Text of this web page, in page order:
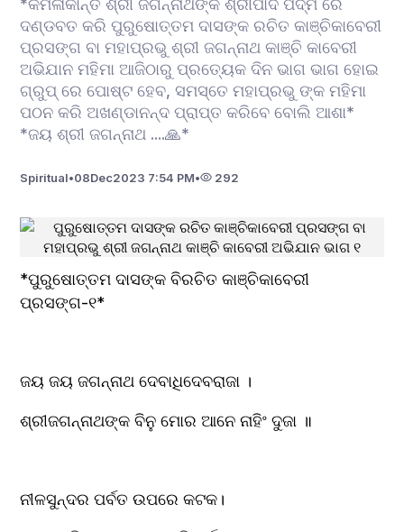
*କମଳାକାନ୍ତ ଶ୍ରୀ ଜଗନ୍ନାଥଙ୍କ ଶ୍ରୀପାଦ ପଦ୍ମ ରେ
ଦଣ୍ଡବତ କରି ପୁରୁଷୋତ୍ତମ ଦାସଙ୍କ ରଚିତ କାଞ୍ଚିକାବେରୀ
ପ୍ରସଙ୍ଗ ବା ମହାପ୍ରଭୁ ଶ୍ରୀ ଜଗନ୍ନାଥ କାଞ୍ଚି କାବେରୀ
ଅଭିଯାନ ମହିମା ଆଜିଠାରୁ ପ୍ରତ୍ୟେକ ଦିନ ଭାଗ ଭାଗ ହୋଇ
ଗ୍ରୁପ୍ ରେ ପୋଷ୍ଟ ହେବ, ସମସ୍ତେ ମହାପ୍ରଭୁ ଙ୍କ ମହିମା
ପଠନ‌ କରି ଅଖଣ୍ଡାନନ୍ଦ ପ୍ରାପ୍ତ କରିବେ ବୋଲି ଆଶା*
*ଜୟ ଶ୍ରୀ ଜଗନ୍ନାଥ ....🙏*
Spiritual•08Dec2023 7:54 PM• 292
*ପୁରୁଷୋତ୍ତମ ଦାସଙ୍କ ବିରଚିତ କାଞ୍ଚିକାବେରୀ
ପ୍ରସଙ୍ଗ-୧*
ଜୟ ଜୟ ଜଗନ୍ନାଥ ଦେବାଧିଦେବରାଜା ।
ଶ୍ରୀଜଗନ୍ନାଥଙ୍କ ବିନୁ ମୋର ଆନେ ନାହିଂ ଦୁଜା ॥
ନୀଳସୁନ୍ଦର ପର୍ବତ ଉପରେ କଟକ।